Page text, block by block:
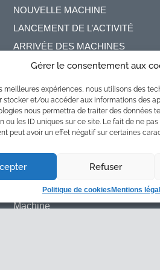
Gérer le consentement aux
meilleures expériences, nous utilisons des
stocker et/ou accéder aux informations des
nous permettra de traiter des données
ou les ID uniques sur ce site. Le fait de ne
peut avoir un effet négatif sur certaines
Refuser
Politique de cookies Mentions
NOUVELLE MACHINE
LANCEMENT DE L’ACTIVITÉ
ARRIVÉE DES MACHINES
ARCHIVES
juillet 2022(1)
décembre 2021(1)
juillet 2021(1)
CATÉGORIES
Lancement
Machine